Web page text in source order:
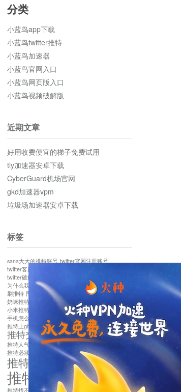
分类
小蓝鸟app下载
小蓝鸟twitter推特
小蓝鸟加速器
小蓝鸟官网入口
小蓝鸟网页版入口
小蓝鸟视频破解版
近期文章
好用收费便宜的梯子免费试用
tly加速器安卓下载
CyberGuard机场官网
gkd加速器vpm
垃圾场加速器安卓下载
标签
sana大大的推特账号 twitter官网注册账号
twitter客服
twitter破解版下载
为什么我推特无法保存设置
作者sana推特是什么
刷推特 国内为什么不能用twitter 国内能用twitter吗
奶咪推特
如何找回推特密码
小米推特闪退是怎么回事 怎么看推特上的视频
手机怎么注册推特账号
推特devil
推特上ghs的女博主
推特交友软件app下载
推特人气萌货小蔡头喵喵喵 推特实名制
推特必须用外网吗
推特怎么取消关联手机号
推特怎么看敏感内容苹果
推特找不到账号 推特注册必须要手机号